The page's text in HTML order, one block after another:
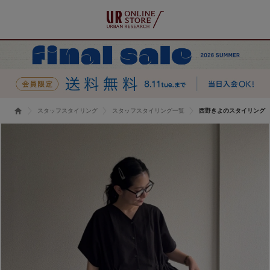
スタッフスタイリング スタッフスタイリング一覧 西野きよのスタイリング